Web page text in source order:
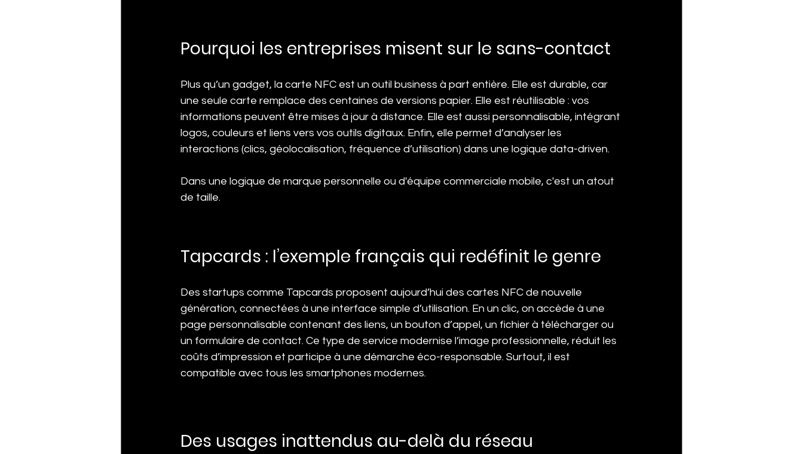
Pourquoi les entreprises misent sur le sans-contact
Plus qu’un gadget, la carte NFC est un outil business à part entière. Elle est durable, car
une seule carte remplace des centaines de versions papier. Elle est réutilisable : vos
informations peuvent être mises à jour à distance. Elle est aussi personnalisable, intégrant
logos, couleurs et liens vers vos outils digitaux. Enfin, elle permet d’analyser les
interactions (clics, géolocalisation, fréquence d’utilisation) dans une logique data-driven.
Dans une logique de marque personnelle ou d'équipe commerciale mobile, c'est un atout
de taille.
Tapcards : l’exemple français qui redéfinit le genre
Des startups comme Tapcards proposent aujourd’hui des cartes NFC de nouvelle
génération, connectées à une interface simple d’utilisation. En un clic, on accède à une
page personnalisable contenant des liens, un bouton d’appel, un fichier à télécharger ou
un formulaire de contact. Ce type de service modernise l’image professionnelle, réduit les
coûts d’impression et participe à une démarche éco-responsable. Surtout, il est
compatible avec tous les smartphones modernes.
Des usages inattendus au-delà du réseau